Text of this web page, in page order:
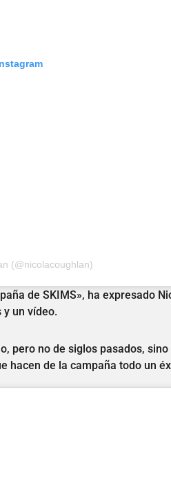
(@nicolacoughlan)
de SKIMS», ha expresado
un vídeo.
pero no de siglos pasados,
hacen de la campaña todo un